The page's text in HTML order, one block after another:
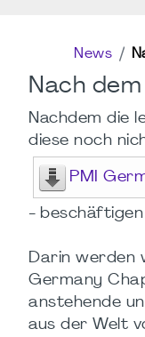
News
Nach
Nachdem die
diese noch
PMI
-
Darin werden
Germany
anstehende
aus der Welt